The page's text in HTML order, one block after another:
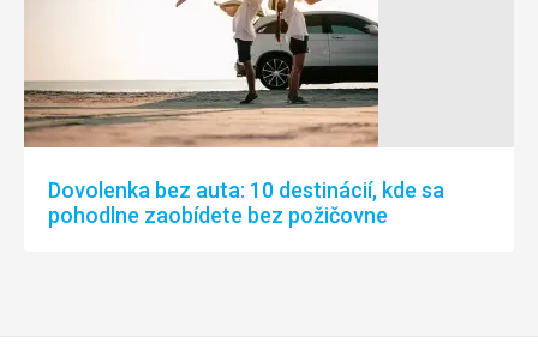
Dovolenka bez auta: 10 destinácií, kde sa
pohodlne zaobídete bez požičovne